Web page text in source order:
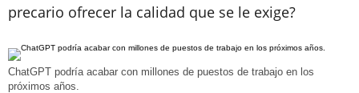
precario ofrecer la calidad que se le exige?
ChatGPT podría acabar con millones de puestos de trabajo en los
próximos años.